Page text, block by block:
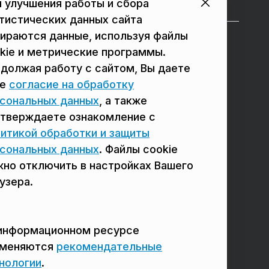
в Подольске в Люберцах
в Мытищах в Красногорске
в Реутове в Королёве
в Балашихе в Домодедово
в Сергиевом Посаде в Щёлково
улучшения работы и сбора
данных сайта
данные, используя файлы
и метрические программы.
работу с сайтом, Вы даете
согласие на обработку
данных , а также
ознакомление с
обработки и защиты
данных. Файлы cookie
отключить в настройках Вашего
ресурсе
рекомендательные
.